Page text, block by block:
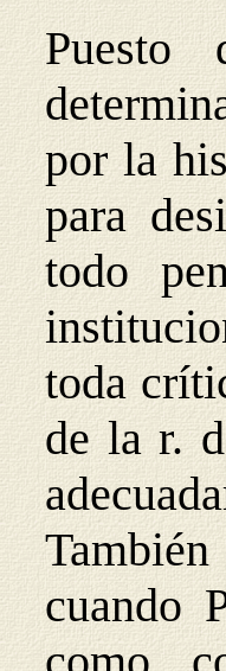
por la
para
todo
toda
de la r.
cuando